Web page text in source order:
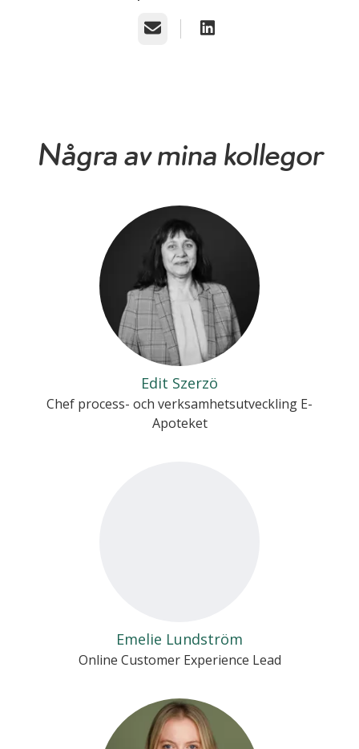
E-post
Några av mina kollegor
Edit Szerzö
Chef process- och verksamhetsutveckling E-
Apoteket
Emelie Lundström
Online Customer Experience Lead